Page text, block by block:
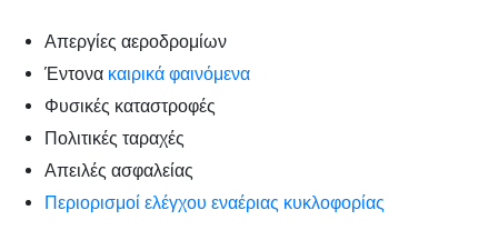
Απεργίες αεροδρομίων
Έντονα καιρικά φαινόμενα
Φυσικές καταστροφές
Πολιτικές ταραχές
Απειλές ασφαλείας
Περιορισμοί ελέγχου εναέριας κυκλοφορίας